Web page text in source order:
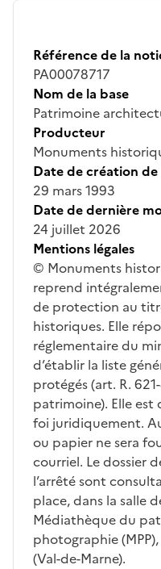
Référence de la
PA00078717
Nom de la base
Patrimoine
Producteur
Monuments
Date de création
29 mars 1993
Date de dernière
24 juillet 2026
Mentions légales
© Monuments
reprend
de protection au
historiques. Elle
réglementaire du
d’établir la liste
protégés (art. R.
patrimoine). Elle
foi juridiquement.
ou papier ne sera
courriel. Le dossier
l’arrêté sont
place, dans la salle
Médiathèque du
photographie
(Val-de-Marne).